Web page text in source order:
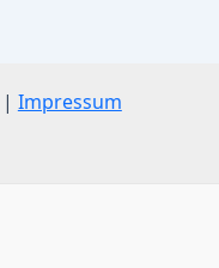
Impressum